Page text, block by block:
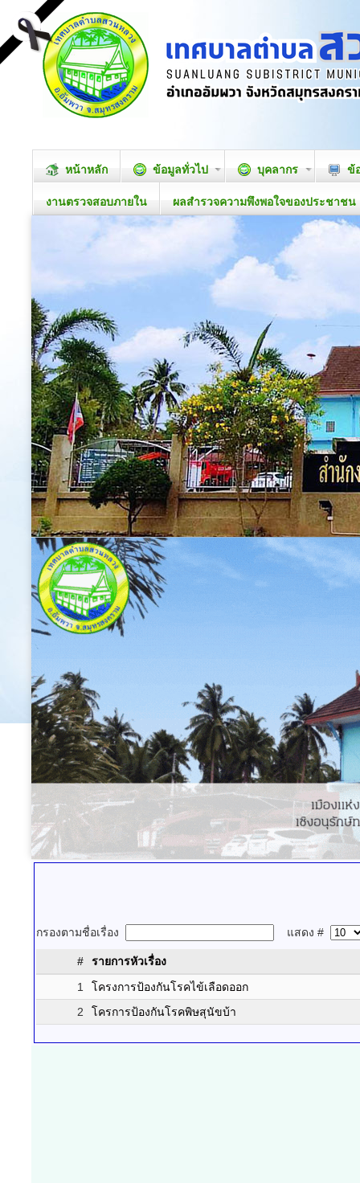
หน้าหลัก ข้อมูลทั่วไป บุคลากร ข้
งานตรวจสอบภายใน ผลสำรวจความพึงพอใจของประชาชน
กรองตามชื่อเรื่อง แสดง #
#
รายการหัวเรื่อง
1
โครงการป้องกันโรคไข้เลือดออก
2
โครการป้องกันโรคพิษสุนัขบ้า